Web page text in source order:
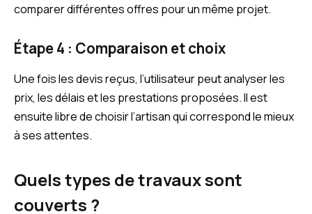
comparer différentes offres pour un même projet.
Étape 4 : Comparaison et choix
Une fois les devis reçus, l’utilisateur peut analyser les
prix, les délais et les prestations proposées. Il est
ensuite libre de choisir l’artisan qui correspond le mieux
à ses attentes.
Quels types de travaux sont
couverts ?